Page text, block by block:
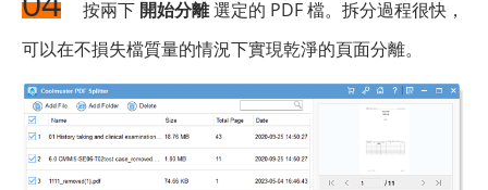
按兩下 開始分離選定的 PDF 檔。拆分過程很快，
可以在不損失檔質量的情況下實現乾淨的頁面分離。